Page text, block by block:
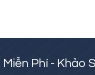
Miễn Phí - Khảo